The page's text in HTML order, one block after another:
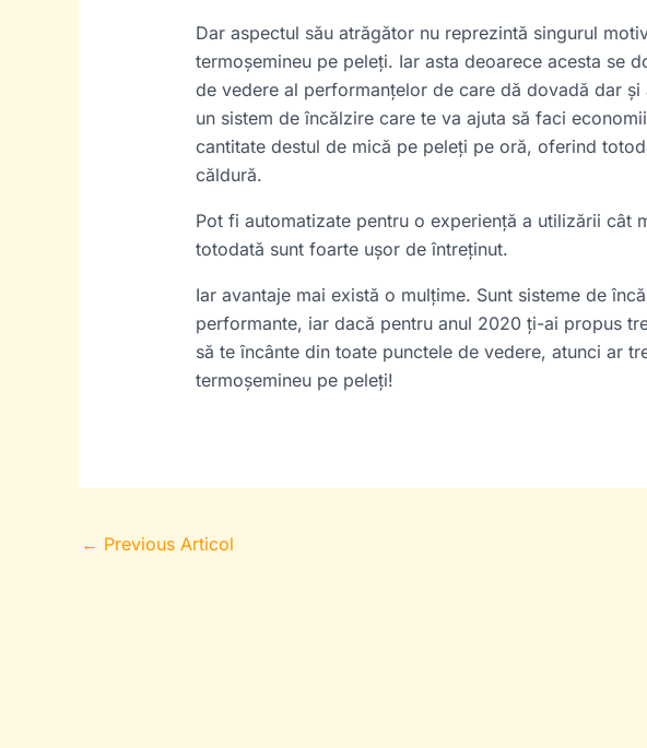
Dar aspectul său atrăgător nu reprezintă singurul
termoșemineu pe peleți. Iar asta deoarece acesta se
de vedere al performanțelor de care dă dovadă dar
un sistem de încălzire care te va ajuta să faci
cantitate destul de mică pe peleți pe oră, oferind
căldură.
Pot fi automatizate pentru o experiență a utilizării cât
totodată sunt foarte ușor de întreținut.
Iar avantaje mai există o mulțime. Sunt sisteme de
performante, iar dacă pentru anul 2020 ți-ai propus
să te încânte din toate punctele de vedere, atunci ar
termoșemineu pe peleți!
← Previous Articol